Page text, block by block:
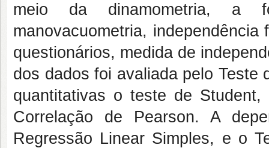
meio da dinamometria, a
manovacuometria,
questionários, medida de
dos dados foi avaliada pelo Teste
quantitativas o teste de
Correlação de Pearson. A
Regressão Linear Simples, e o